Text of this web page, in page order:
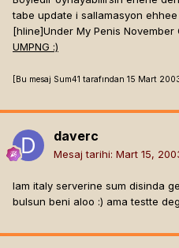
tabe update i sallamasyon ehhee
[hline]Under My Penis November
UMPNG :)
[Bu mesaj Sum41 tarafından 15 Mart
daverc
Mesaj tarihi: Mart 15,
lam italy serverine sum disinda
bulsun beni aloo :) ama testte